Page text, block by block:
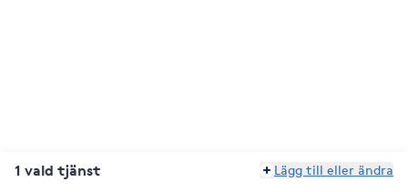
1 vald tjänst Lägg till eller ändra